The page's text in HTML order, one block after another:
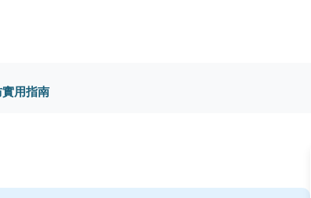
用指南